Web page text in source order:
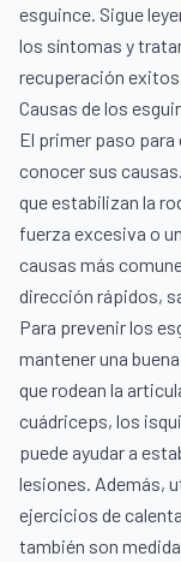
esguince. Sigue
los síntomas y
recuperación
Causas de los
El primer paso para
conocer sus
que estabilizan la
fuerza excesiva o
causas más
dirección rápidos,
Para prevenir los
mantener una
que rodean la
cuádriceps, los
puede ayudar a
lesiones. Además,
ejercicios de
también son